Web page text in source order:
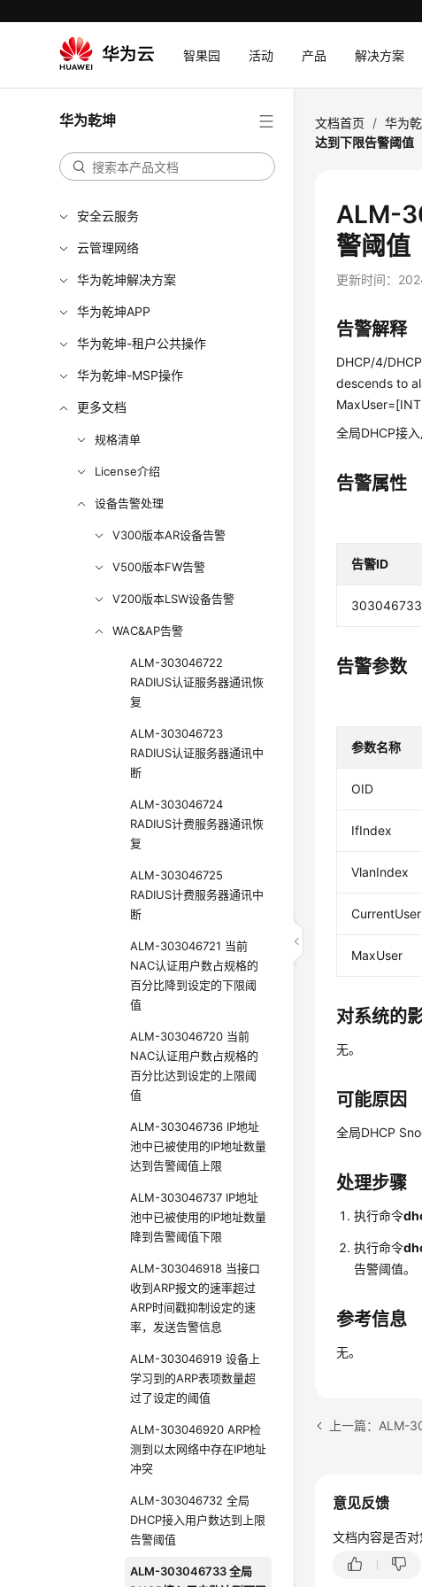
智果园 活动 产品 解决方案
华为乾坤
安全云服务
云管理网络
华为乾坤解决方案
华为乾坤APP
华为乾坤-租户公共操作
华为乾坤-MSP操作
更多文档
规格清单
License介绍
设备告警处理
V300版本AR设备告警
V500版本FW告警
V200版本LSW设备告警
WAC&AP告警
ALM-303046722
RADIUS认证服务器通讯恢
复
ALM-303046723
RADIUS认证服务器通讯中
断
ALM-303046724
RADIUS计费服务器通讯恢
复
ALM-303046725
RADIUS计费服务器通讯中
断
ALM-303046721 当前
NAC认证用户数占规格的
百分比降到设定的下限阈
值
ALM-303046720 当前
NAC认证用户数占规格的
百分比达到设定的上限阈
值
ALM-303046736 IP地址
池中已被使用的IP地址数量
达到告警阈值上限
ALM-303046737 IP地址
池中已被使用的IP地址数量
降到告警阈值下限
ALM-303046918 当接口
收到ARP报文的速率超过
ARP时间戳抑制设定的速
率，发送告警信息
ALM-303046919 设备上
学习到的ARP表项数量超
过了设定的阈值
ALM-303046920 ARP检
测到以太网络中存在IP地址
冲突
ALM-303046732 全局
DHCP接入用户数达到上限
告警阈值
ALM-303046733 全局
文档首页 / 华为
达到下限告警阈值
ALM-
警阈值
更新时间：
告警解释
DHCP/4/
descends to
全局DHCP接
告警属性
告警ID
303046733
告警参数
参数名称
OID
IfIndex
VlanIndex
CurrentUser
MaxUser
对系统的
无。
可能原因
全局DHCP
处理步骤
执行命令
执行命令
告警阈值。
参考信息
无。
意见反馈
文档内容是否对